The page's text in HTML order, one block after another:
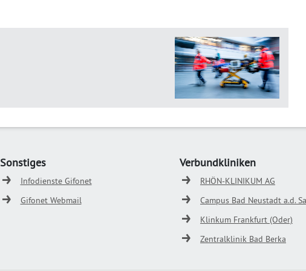
Sonstiges
Infodienste Gifonet
Gifonet Webmail
Verbundkliniken
RHÖN-KLINIKUM AG
Campus Bad Neustadt a.d.
Klinkum Frankfurt (Oder)
Zentralklinik Bad Berka